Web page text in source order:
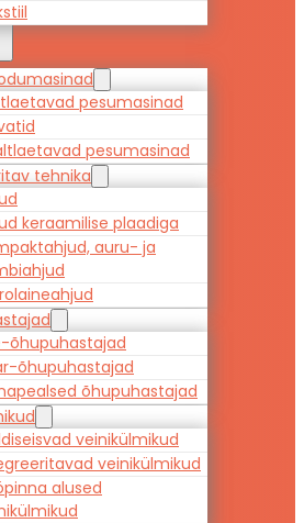
pesumasinad
pesumasinad
tehnika
keraamilise plaadiga
auru- ja
õhupuhastajad
õhupuhastajad
õhupuhastajad
veinikülmikud
veinikülmikud
alused